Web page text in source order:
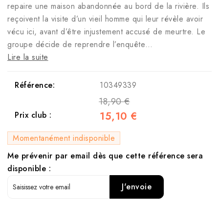
repaire une maison abandonnée au bord de la rivière. Ils
reçoivent la visite d’un vieil homme qui leur révèle avoir
vécu ici, avant d’être injustement accusé de meurtre. Le
groupe décide de reprendre l’enquête…
Lire la suite
Référence: 10349339
18,90 €
Prix club : 15,10 €
Momentanément indisponible
Me prévenir par email dès que cette référence sera
disponible :
J'envoie